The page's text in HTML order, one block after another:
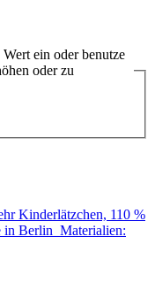
ein oder benutze
oder zu
Kinderlätzchen, 110 %
in Berlin Materialien: